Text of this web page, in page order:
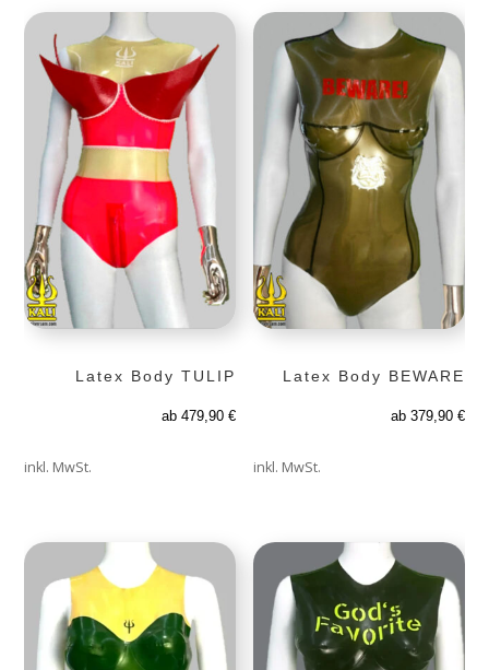
Latex Body TULIP
ab 479,90 €
inkl. MwSt.
Latex Body BEWARE
ab 379,90 €
inkl. MwSt.